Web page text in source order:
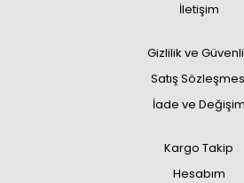
İletişim
Gizlilik ve
Satış
İade ve Değişim
Kargo Takip
Hesabım